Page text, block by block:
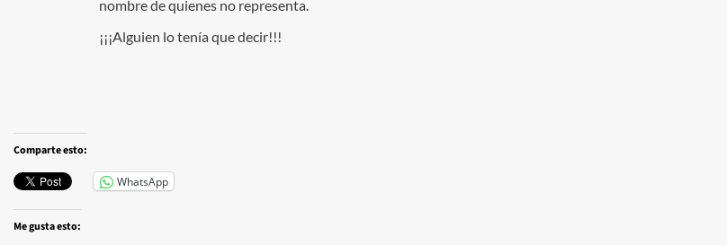
nombre de quienes no representa.
¡¡¡Alguien lo tenía que decir!!!
Comparte esto:
WhatsApp
Me gusta esto: